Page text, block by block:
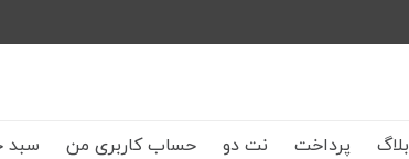
بلاگ پرداخت نت دو حساب کاربری من سبد